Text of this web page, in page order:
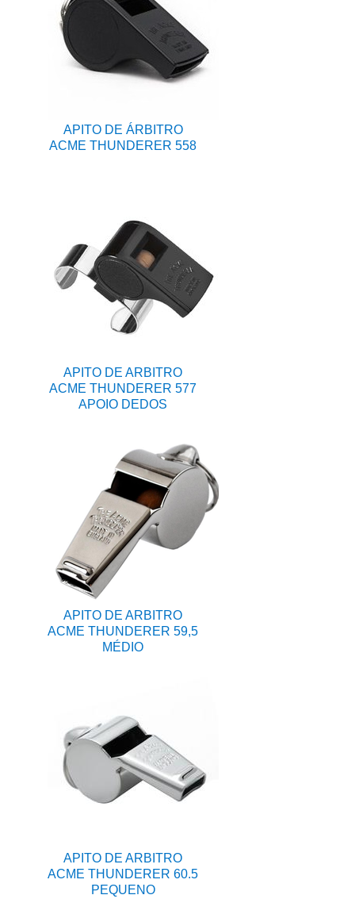
APITO DE ÁRBITRO
ACME THUNDERER 558
APITO DE ARBITRO
ACME THUNDERER 577
APOIO DEDOS
APITO DE ARBITRO
ACME THUNDERER 59,5
MÉDIO
APITO DE ARBITRO
ACME THUNDERER 60.5
PEQUENO